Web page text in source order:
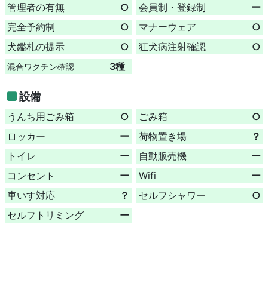
管理者の有無 ○ 会員制・登録制
ー
完全予約制
○ マナーウェア
○
犬鑑札の提示
○ 狂犬病注射確認 ○
混合ワクチン確認 3種
設備
うんち用ごみ箱 ○ ごみ箱
○
ロッカー
ー 荷物置き場
？
トイレ
ー 自動販売機
ー
コンセント
ー Wifi
ー
車いす対応
？ セルフシャワー
○
セルフトリミング
ー